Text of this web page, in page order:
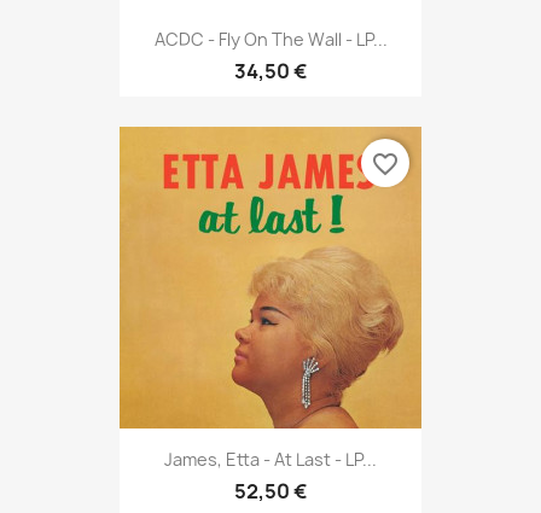
ACDC - Fly On The Wall - LP...
34,50 €
James, Etta - At Last - LP...
52,50 €
favorite_border